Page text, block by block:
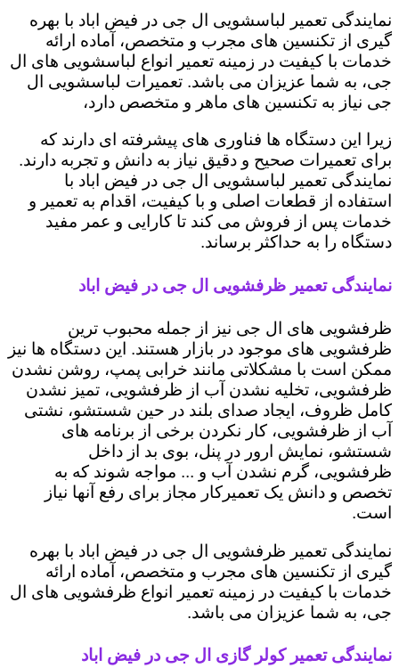
نمایندگی تعمیر لباسشویی ال جی در فیض اباد با بهره
گیری از تکنسین های مجرب و متخصص، آماده ارائه
خدمات با کیفیت در زمینه تعمیر انواع لباسشویی های ال
جی، به شما عزیزان می باشد. تعمیرات لباسشویی ال
جی نیاز به تکنسین های ماهر و متخصص دارد،
زیرا این دستگاه ها فناوری های پیشرفته ای دارند که
برای تعمیرات صحیح و دقیق نیاز به دانش و تجربه دارند.
نمایندگی تعمیر لباسشویی ال جی در فیض اباد با
استفاده از قطعات اصلی و با کیفیت، اقدام به تعمیر و
خدمات پس از فروش می کند تا کارایی و عمر مفید
دستگاه را به حداکثر برساند.
نمایندگی تعمیر ظرفشویی ال جی در فیض اباد
ظرفشویی های ال جی نیز از جمله محبوب ترین
ظرفشویی های موجود در بازار هستند. این دستگاه ها نیز
ممکن است با مشکلاتی مانند خرابی پمپ، روشن نشدن
ظرفشویی، تخلیه نشدن آب از ظرفشویی، تمیز نشدن
کامل ظروف، ایجاد صدای بلند در حین شستشو، نشتی
آب از ظرفشویی، کار نکردن برخی از برنامه های
شستشو، نمایش ارور در پنل، بوی بد از داخل
ظرفشویی، گرم نشدن آب و ... مواجه شوند که به
تخصص و دانش یک تعمیرکار مجاز برای رفع آنها نیاز
است.
نمایندگی تعمیر ظرفشویی ال جی در فیض اباد با بهره
گیری از تکنسین های مجرب و متخصص، آماده ارائه
خدمات با کیفیت در زمینه تعمیر انواع ظرفشویی های ال
جی، به شما عزیزان می باشد.
نمایندگی تعمیر کولر گازی ال جی در فیض اباد